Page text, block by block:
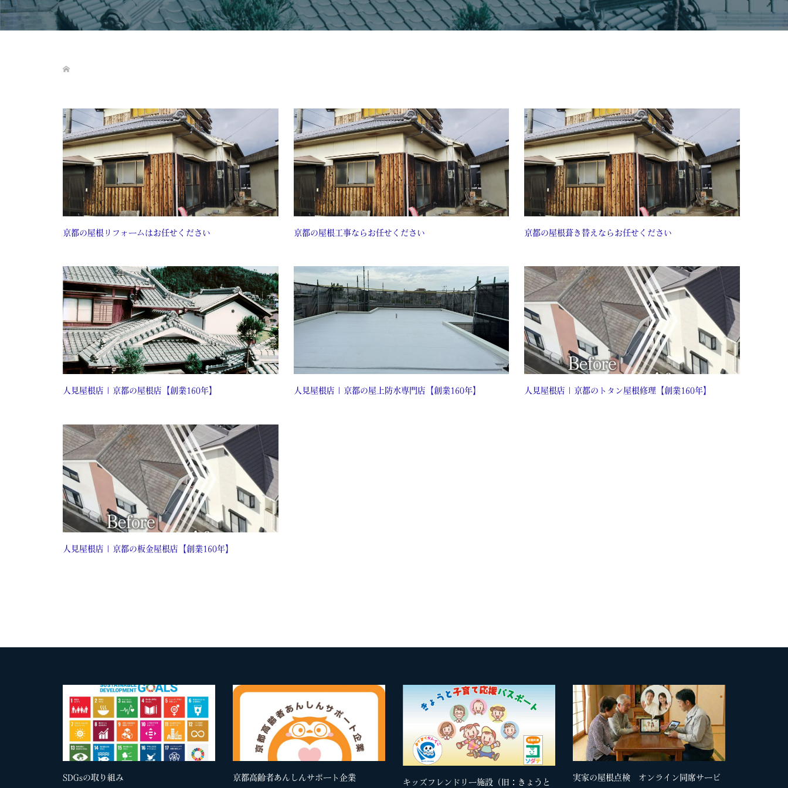
京都の屋根リフォームはお任せください 京都の屋根工事ならお任せください 京都の屋根葺き替えならお任せください
人見屋根店 | 京都の屋根店【創業160年】 人見屋根店 | 京都の屋上防水専門店【創業160年】 人見屋根店 | 京都のトタン屋根修理【創業160年】
人見屋根店 | 京都の板金屋根店【創業160年】
SDGsの取り組み 京都高齢者あんしんサポート企業
キッズフレンドリー施設（旧：きょうと
実家の屋根点検 オンライン同席サービ